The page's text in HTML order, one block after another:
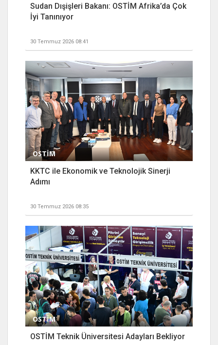
Sudan Dışişleri Bakanı: OSTİM Afrika’da Çok
İyi Tanınıyor
30 Temmuz 2026 08:41
OSTİM
KKTC ile Ekonomik ve Teknolojik Sinerji
Adımı
30 Temmuz 2026 08:35
OSTİM
OSTİM Teknik Üniversitesi Adayları Bekliyor